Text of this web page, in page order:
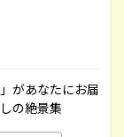
があなたにお届
の絶景集